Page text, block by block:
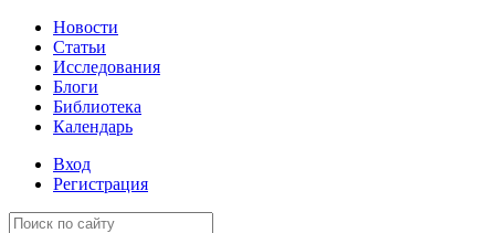
Новости
Статьи
Исследования
Блоги
Библиотека
Календарь
Вход
Регистрация